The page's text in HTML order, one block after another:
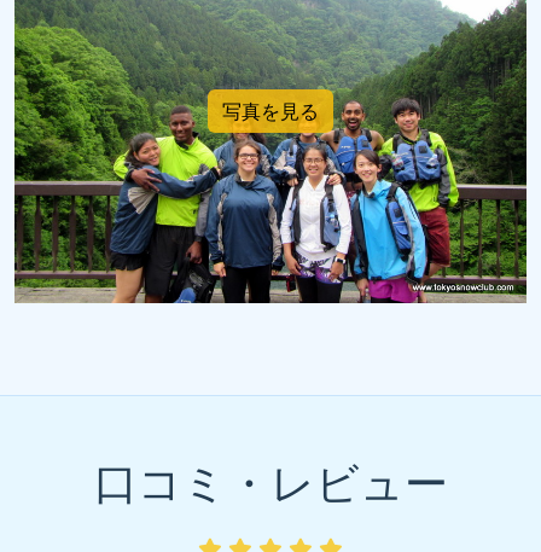
写真を見る
口コミ・レビュー